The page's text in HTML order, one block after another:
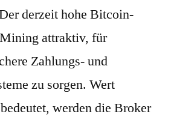
derzeit hohe Bitcoin-
attraktiv, für
Zahlungs- und
zu sorgen. Wert
werden die Broker